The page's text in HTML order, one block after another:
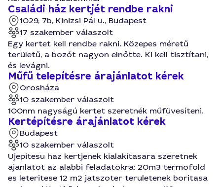
Családi ház kertjét rendbe rakni
1029, 7b, Kinizsi Pál u., Budapest
17 szakember válaszolt
Egy kertet kell rendbe rakni. Közepes méretű
területű, a bozót nagyon elnőtte. Ki kell tisztítani,
és levágni.
Műfű telepítésre árajánlatot kérek
Orosháza
10 szakember válaszolt
100nm nagyságú kertet szeretnék műfüvesíteni.
Kertépítésre árajánlatot kérek
Budapest
10 szakember válaszolt
Ujepitesu haz kertjenek kialakitasara szeretnek
ajanlatot az alabbi feladatokra: 20m3 termofold
es leteritese 12 m2 jatszoter teruletenek boritasa